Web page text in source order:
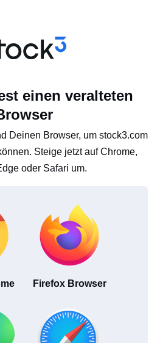
einen veralteten
Deinen Browser, um stock3.com
Steige jetzt auf Chrome,
oder Safari um.
Firefox Browser